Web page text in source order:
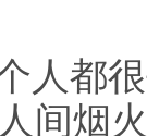
人都
间烟